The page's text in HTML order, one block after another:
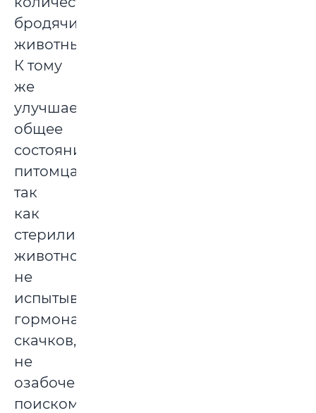
бродячих
животных.
К тому
же
улучшается
общее
состояние
питомца,
так
как
стерилизованное
животное
не
испытывает
гормональных
скачков,
не
озабочено
поиском